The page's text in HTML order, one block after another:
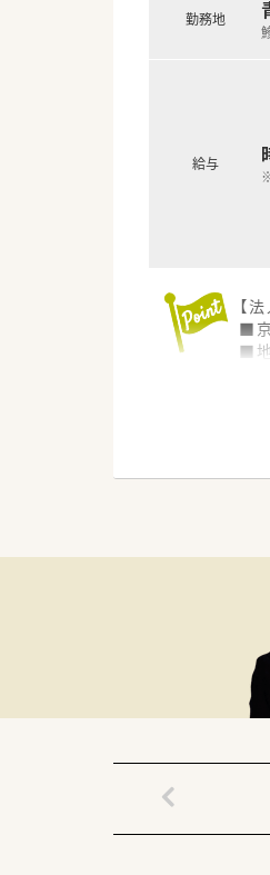
勤務地
給与
【
■
■
■
■
【
■
■
■